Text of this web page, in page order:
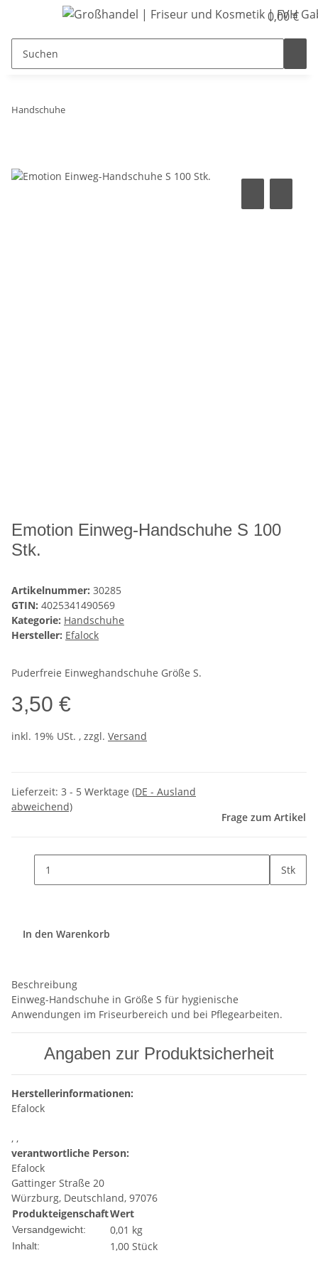
0,00 €
Handschuhe
Emotion Einweg-Handschuhe S 100
Stk.
Artikelnummer: 30285
GTIN: 4025341490569
Kategorie: Handschuhe
Hersteller: Efalock
Puderfreie Einweghandschuhe Größe S.
3,50 €
inkl. 19% USt. , zzgl. Versand
Lieferzeit: 3 - 5 Werktage (DE - Ausland
abweichend)
Frage zum Artikel
Stk
In den Warenkorb
Beschreibung
Einweg-Handschuhe in Größe S für hygienische
Anwendungen im Friseurbereich und bei Pflegearbeiten.
Angaben zur Produktsicherheit
Herstellerinformationen:
Efalock
, ,
verantwortliche Person:
Efalock
Gattinger Straße 20
Würzburg, Deutschland, 97076
ProdukteigenschaftWert
Versandgewicht: 0,01 kg
Inhalt: 1,00 Stück